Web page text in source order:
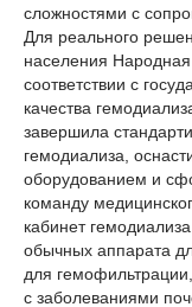
сложностями с
Для реального
населения Народная
соответствии с
качества
завершила
гемодиализа,
оборудованием и
команду
кабинет
обычных аппарата
для
с заболеваниями